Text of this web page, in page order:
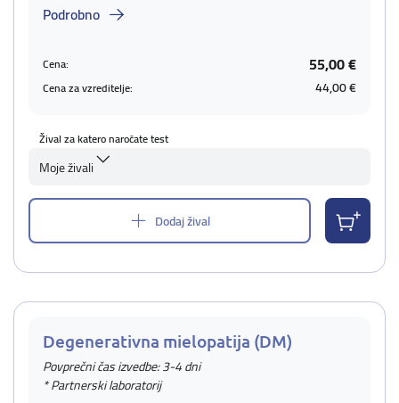
Podrobno
Cena: 55,00 €
Cena za vzreditelje: 44,00 €
Žival za katero naročate test
Moje živali
Dodaj žival
Degenerativna mielopatija (DM)
Povprečni čas izvedbe: 3-4 dni
* Partnerski laboratorij